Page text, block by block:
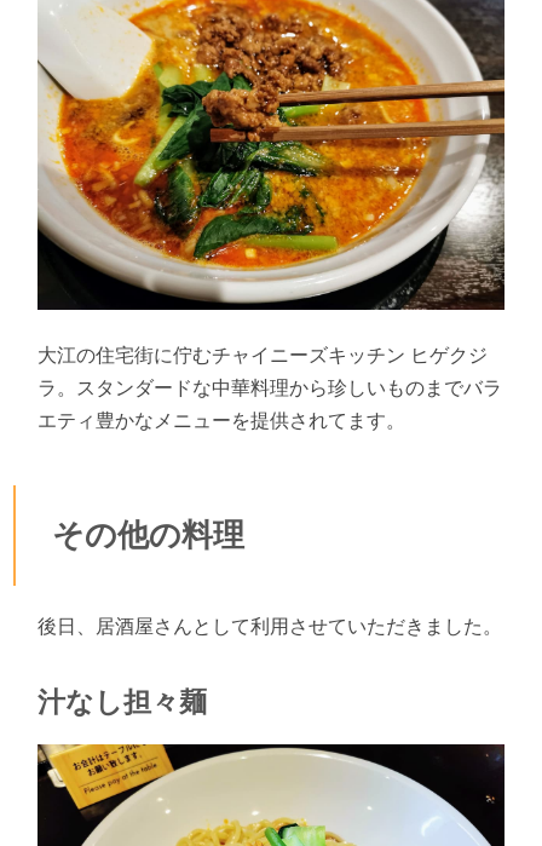
大江の住宅街に佇むチャイニーズキッチン ヒゲクジ
ラ。スタンダードな中華料理から珍しいものまでバラ
エティ豊かなメニューを提供されてます。
その他の料理
後日、居酒屋さんとして利用させていただきました。
汁なし担々麺